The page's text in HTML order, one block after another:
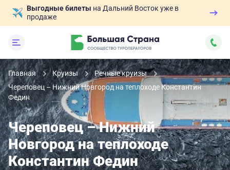
Выгодные билеты на Дальний Восток уже в
продаже
Главная Круизы
Речные круизы
Череповец – Нижний Новгород на теплоходе Константин
Федин
Череповец – Нижний
Новгород на теплоходе
Константин Федин